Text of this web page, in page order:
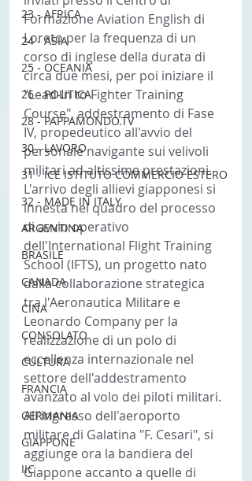
23 - AFRICA
24 - ASIA
25 - OCEANIA
26 - POLITICA
28 - PAPPAMONDO.TV
30 - LAVORO
31 - ICE ISTITUTO COMMERCIO ESTERO
32 - MADE IN ITALY
ARGENTINA
BRASILE
CANADA
CINA
CONSOLATO
CULTURA
FRANCIA
GERMANIA
GIAPPONE
IIC
Formazione Aviation English di
Loreto per la frequenza di un
corso di inglese della durata di
circa due mesi, per poi iniziare il
"Lead-In to Fighter Training
Course", addestramento di Fase
IV, propedeutico all'avvio del
personale navigante sui velivoli
militari ad altissime prestazioni.
L'arrivo degli allievi giapponesi si
innesta nel quadro del processo
di avvio operativo
dell'International Flight Training
School (IFTS), un progetto nato
dalla collaborazione strategica
tra l'Aeronautica Militare e
Leonardo Company per la
realizzazione di un polo di
eccellenza internazionale nel
settore dell'addestramento
avanzato al volo dei piloti militari.
All'ingresso dell'aeroporto
militare di Galatina "F. Cesari", si
aggiunge ora la bandiera del
Giappone accanto a quelle di